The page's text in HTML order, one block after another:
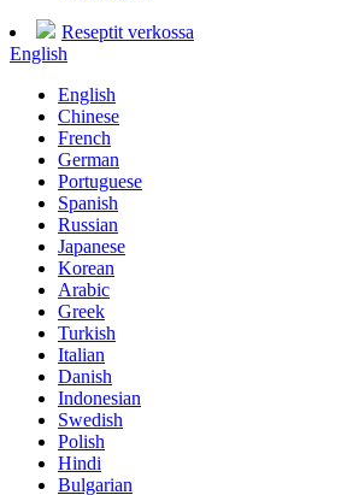
Reseptit verkossa
English
English
Chinese
French
German
Portuguese
Spanish
Russian
Japanese
Korean
Arabic
Greek
Turkish
Italian
Danish
Indonesian
Swedish
Polish
Hindi
Bulgarian